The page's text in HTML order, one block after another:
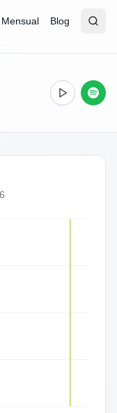
Mensual Blog
Abrir